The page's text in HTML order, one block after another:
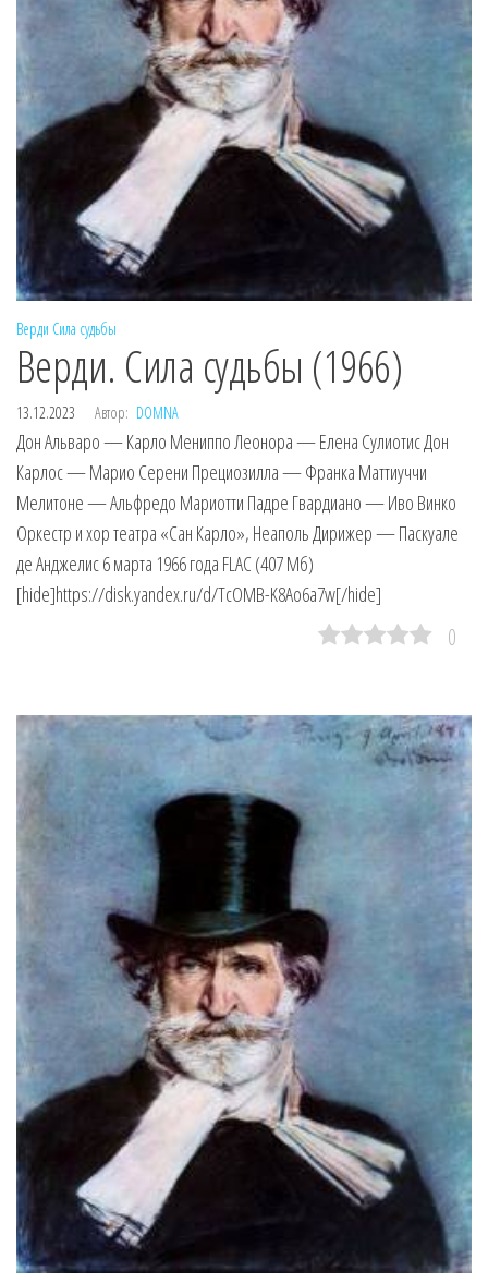
Верди Сила судьбы
Верди. Сила судьбы (1966)
13.12.2023 Автор: DOMNA
Дон Альваро — Карло Мениппо Леонора — Елена Сулиотис Дон
Карлос — Марио Серени Прециозилла — Франка Маттиуччи
Мелитоне — Альфредо Мариотти Падре Гвардиано — Иво Винко
Оркестр и хор театра «Сан Карло», Неаполь Дирижер — Паскуале
де Анджелис 6 марта 1966 года FLAC (407 Мб)
[hide]https://disk.yandex.ru/d/TcOMB-K8Ao6a7w[/hide]
0